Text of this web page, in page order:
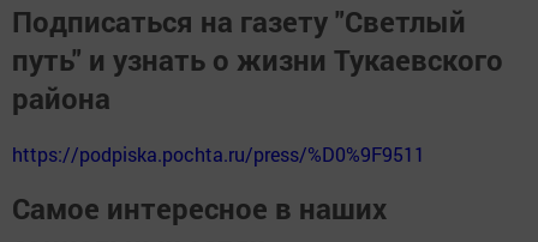
Подписаться на газету "Светлый
путь" и узнать о жизни Тукаевского
района
https://podpiska.pochta.ru/press/%D0%9F9511
Самое интересное в наших